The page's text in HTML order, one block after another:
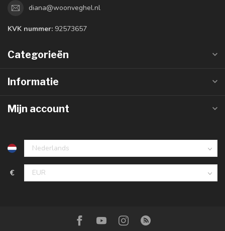
diana@woonveghel.nl
KVK nummer: 92573657
Categorieën
Informatie
Mijn account
€